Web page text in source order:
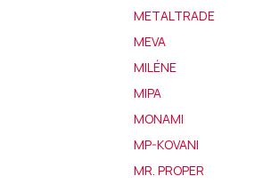
METALTRADE
MEVA
MILÉNE
MIPA
MONAMI
MP-KOVANI
MR. PROPER